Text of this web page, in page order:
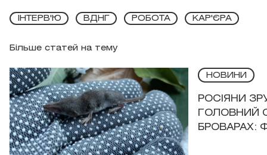
Більше статей на тему
ІНТЕРВ'Ю ВДНГ РОБОТА КАР'ЄРА
НОВИНИ
РОСІЯНИ
ГОЛОВНИЙ
БРОВАРАХ: